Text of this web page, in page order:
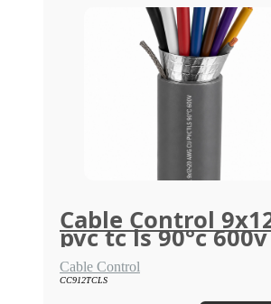
Cable Control
pvc tc ls 90°c 600v
Cable Control
CC912TCLS